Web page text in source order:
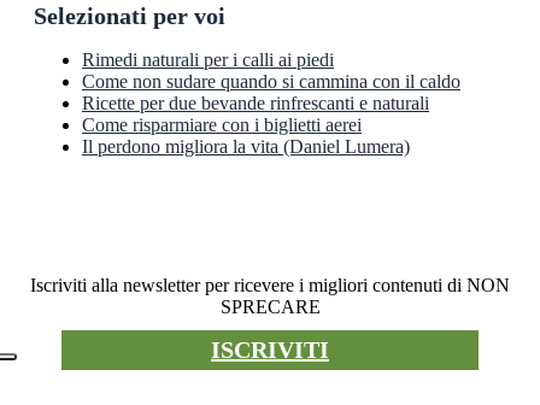
Selezionati per voi
Rimedi naturali per i calli ai piedi
Come non sudare quando si cammina con il caldo
Ricette per due bevande rinfrescanti e naturali
Come risparmiare con i biglietti aerei
Il perdono migliora la vita (Daniel Lumera)
Iscriviti alla newsletter per ricevere i migliori contenuti di NON
SPRECARE
ISCRIVITI